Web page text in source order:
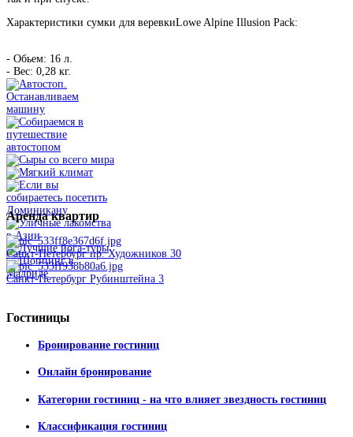
Характеристики сумки для веревкиLowe Alpine Illusion Pack:
- Обьем: 16 л.
- Вес: 0,28 кг.
Арендаквартир
Санкт-Петербург пр. Художников 30
Санкт-Петербург Рубинштейна 3
Гостиницы
Бронирование гостиниц
Онлайн бронирование
Категории гостиниц - на что влияет звездность гостиниц
Классификация гостиниц